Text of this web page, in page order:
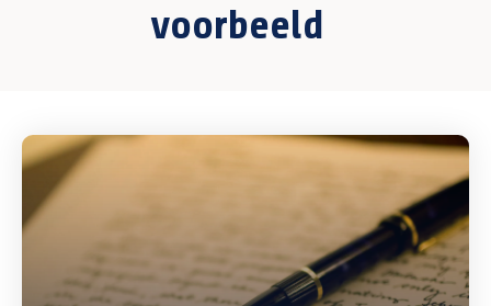
voorbeeld